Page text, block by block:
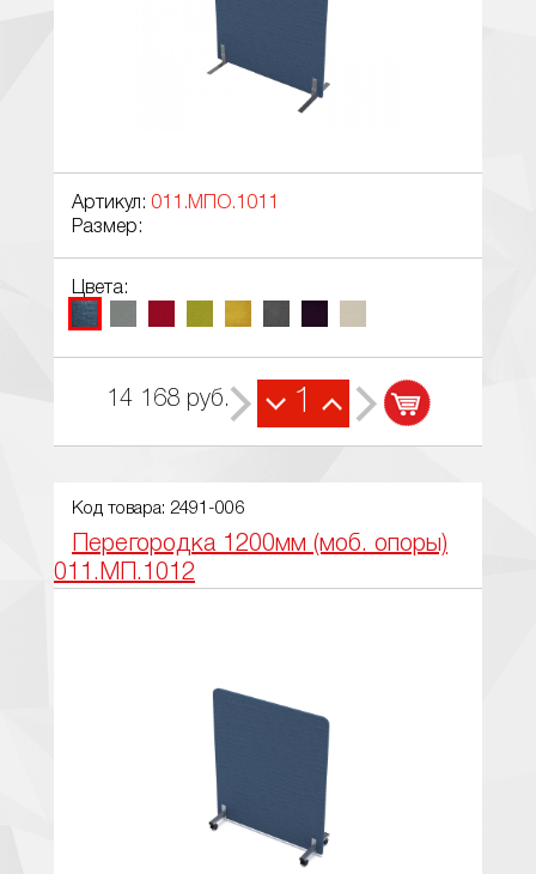
Артикул: 011.МПО.1011
Размер:
Цвета:
14 168 руб. 1
Код товара: 2491-006
Перегородка 1200мм (моб. опоры)
011.МП.1012